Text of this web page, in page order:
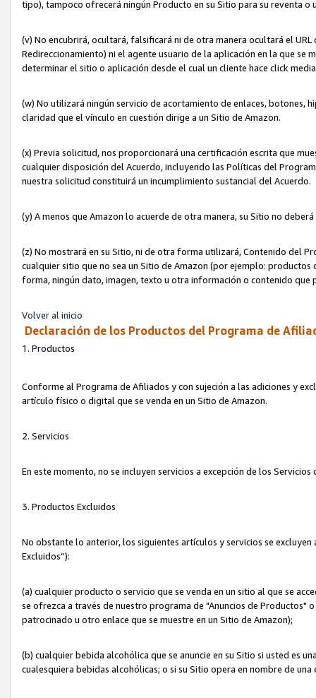
tipo), tampoco ofrecerá ningún Producto en su Sitio para su reventa o
(v) No encubrirá, ocultará, falsificará ni de otra manera ocultará el
Redireccionamiento) ni el agente usuario de la aplicación en la que
determinar el sitio o aplicación desde el cual un cliente hace click
(w) No utilizará ningún servicio de acortamiento de enlaces, botones,
claridad que el vínculo en cuestión dirige a un Sitio de Amazon.
(x) Previa solicitud, nos proporcionará una certificación escrita que
cualquier disposición del Acuerdo, incluyendo las Políticas del
nuestra solicitud constituirá un incumplimiento sustancial del Acuerdo.
(y) A menos que Amazon lo acuerde de otra manera, su Sitio no
(z) No mostrará en su Sitio, ni de otra forma utilizará, Contenido del
cualquier sitio que no sea un Sitio de Amazon (por ejemplo:
forma, ningún dato, imagen, texto u otra información o contenido
Volver al inicio
Declaración de los Productos del Programa de
1. Productos
Conforme al Programa de Afiliados y con sujeción a las adiciones y
artículo físico o digital que se venda en un Sitio de Amazon.
2. Servicios
En este momento, no se incluyen servicios a excepción de los
3. Productos Excluidos
No obstante lo anterior, los siguientes artículos y servicios se
Excluidos”):
(a) cualquier producto o servicio que se venda en un sitio al que se
se ofrezca a través de nuestro programa de "Anuncios de Productos"
patrocinado u otro enlace que se muestre en un Sitio de Amazon);
(b) cualquier bebida alcohólica que se anuncie en su Sitio si usted es
cualesquiera bebidas alcohólicas; o si su Sitio opera en nombre de